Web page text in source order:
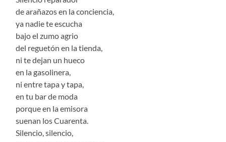
de arañazos en la conciencia,
ya nadie te escucha
bajo el zumo agrio
del reguetón en la tienda,
ni te dejan un hueco
en la gasolinera,
ni entre tapa y tapa,
en tu bar de moda
porque en la emisora
suenan los Cuarenta.
Silencio, silencio,